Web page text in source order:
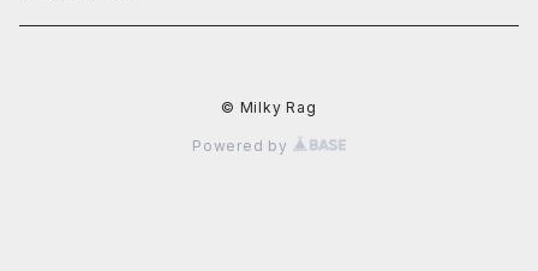
© Milky Rag
Powered by